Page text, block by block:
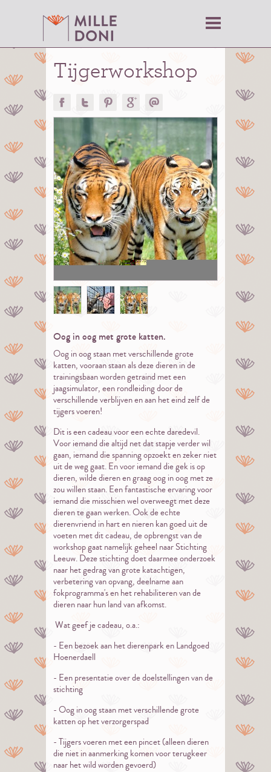
Tijgerworkshop
Oog in oog met grote katten.
Oog in oog staan met verschillende grote
katten, vooraan staan als deze dieren in de
trainingsbaan worden getraind met een
jaagsimulator, een rondleiding door de
verschillende verblijven en aan het eind zelf de
tijgers voeren!
Dit is een cadeau voor een echte daredevil.
Voor iemand die altijd net dat stapje verder wil
gaan, iemand die spanning opzoekt en zeker niet
uit de weg gaat. En voor iemand die gek is op
dieren, wilde dieren en graag oog in oog met ze
zou willen staan. Een fantastische ervaring voor
iemand die misschien wel overweegt met deze
dieren te gaan werken. Ook de echte
dierenvriend in hart en nieren kan goed uit de
voeten met dit cadeau, de opbrengst van de
workshop gaat namelijk geheel naar Stichting
Leeuw. Deze stichting doet daarmee onderzoek
naar het gedrag van grote katachtigen,
verbetering van opvang, deelname aan
fokprogramma's en het rehabiliteren van de
dieren naar hun land van afkomst.
Wat geef je cadeau, o.a.:
- Een bezoek aan het dierenpark en Landgoed
Hoenerdaell
- Een presentatie over de doelstellingen van de
stichting
- Oog in oog staan met verschillende grote
katten op het verzorgerspad
- Tijgers voeren met een pincet (alleen dieren
die niet in aanmerking komen voor terugkeer
naar het wild worden gevoerd)